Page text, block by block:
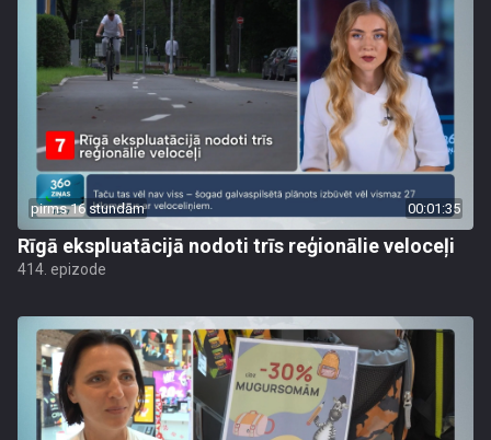
pirms 16 stundām 00:01:35
Rīgā ekspluatācijā nodoti trīs reģionālie veloceļi
414. epizode